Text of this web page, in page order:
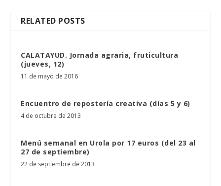
RELATED POSTS
CALATAYUD. Jornada agraria, fruticultura
(jueves, 12)
11 de mayo de 2016
Encuentro de repostería creativa (días 5 y 6)
4 de octubre de 2013
Menú semanal en Urola por 17 euros (del 23 al
27 de septiembre)
22 de septiembre de 2013